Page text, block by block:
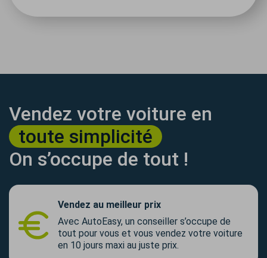
Vendez votre voiture en
toute simplicité
On s’occupe de tout !
Vendez au meilleur prix
Avec AutoEasy, un conseiller s’occupe de
tout pour vous et vous vendez votre voiture
en 10 jours maxi au juste prix.